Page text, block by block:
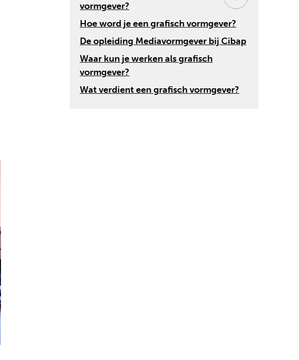
vormgever?
Hoe word je een grafisch vormgever?
De opleiding Mediavormgever bij Cibap
Waar kun je werken als grafisch
vormgever?
Wat verdient een grafisch vormgever?